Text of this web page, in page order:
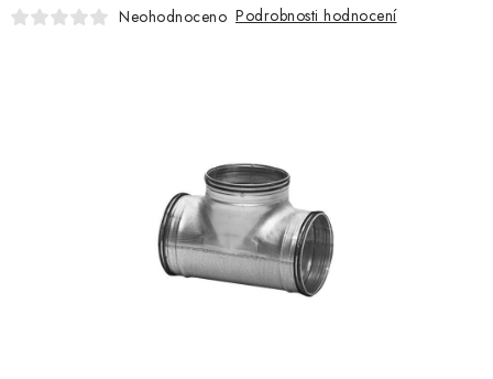
ZVLHČOVAČE VZDUCHU PRŮMYSLOVÉ
Neohodnoceno Podrobnosti hodnocení